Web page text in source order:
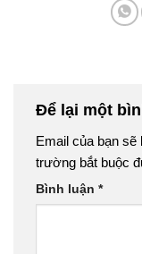
Để lại một
Email của bạn
trường bắt buộc
Bình luận *